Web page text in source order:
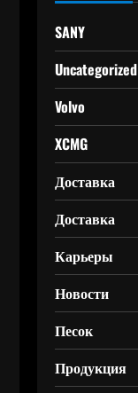
SANY
Uncategorized
Volvo
XCMG
Доставка
Доставка
Карьеры
Новости
Песок
Продукция